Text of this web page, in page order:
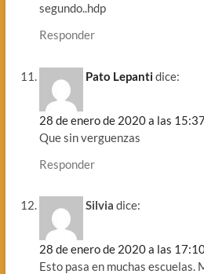
segundo..hdp
Responder
Pato Lepantidice:
28 de enero de 2020 a las
Que sin verguenzas
Responder
Silvia dice:
28 de enero de 2020 a las
Esto pasa en muchas escuelas.